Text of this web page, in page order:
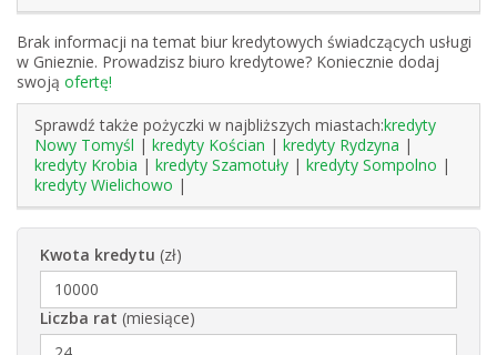
Brak informacji na temat biur kredytowych świadczących usługi
w Gnieznie. Prowadzisz biuro kredytowe? Koniecznie dodaj
swoją ofertę!
Sprawdź także pożyczki w najbliższych miastach:kredyty
Nowy Tomyśl | kredyty Kościan | kredyty Rydzyna |
kredyty Krobia | kredyty Szamotuły | kredyty Sompolno |
kredyty Wielichowo |
Kwota kredytu (zł)
Liczba rat (miesiące)